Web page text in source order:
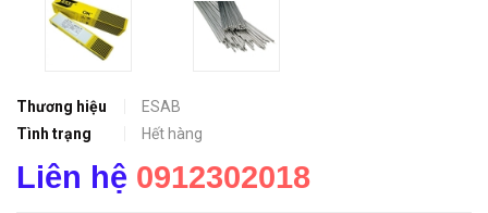
Thương hiệu
ESAB
Tình trạng
Hết hàng
Liên hệ 0912302018